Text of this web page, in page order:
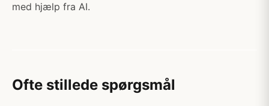
med hjælp fra AI.
Ofte stillede spørgsmål